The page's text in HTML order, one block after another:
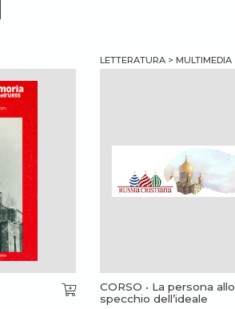
LETTERATURA > MULTIMEDIA
CORSO • La persona allo
specchio dell’ideale